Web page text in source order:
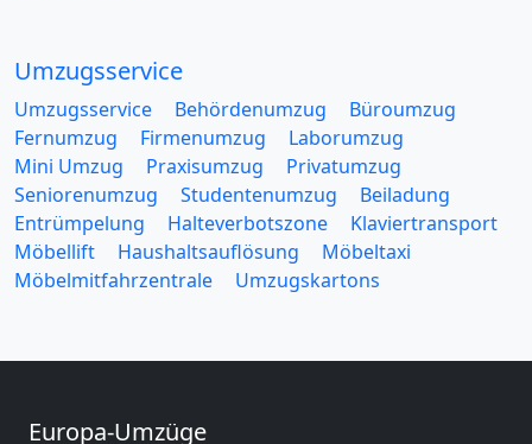
Umzugsservice
Umzugsservice Behördenumzug
Büroumzug
Fernumzug
Firmenumzug
Laborumzug
Mini Umzug
Praxisumzug
Privatumzug
Seniorenumzug
Studentenumzug
Beiladung
Entrümpelung
Halteverbotszone
Klaviertransport
Möbellift
Haushaltsauflösung
Möbeltaxi
Möbelmitfahrzentrale
Umzugskartons
Europa-Umzüge